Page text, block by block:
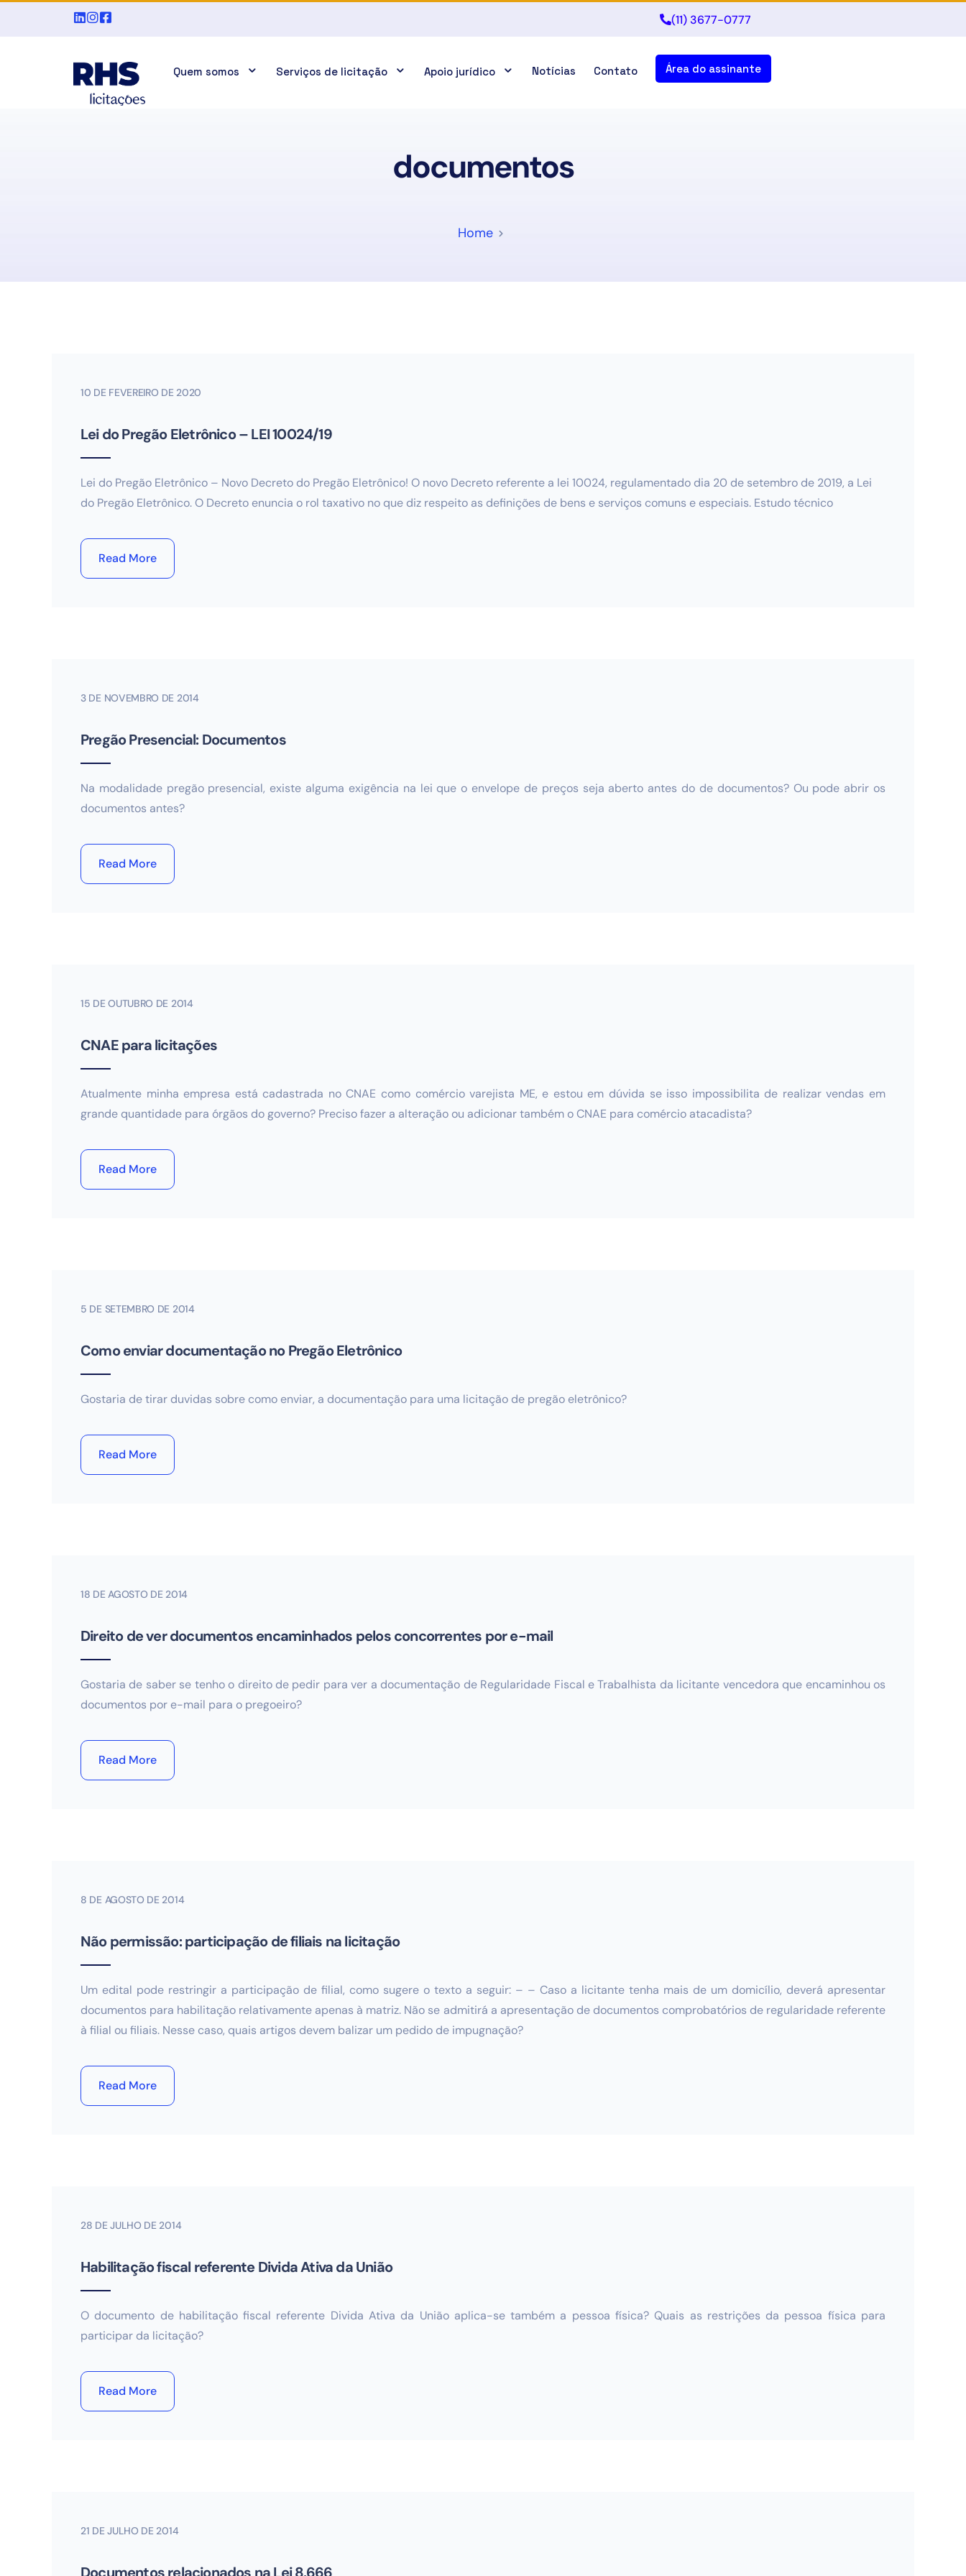
(11) 3677-0777
Quem somos Serviços de licitação Apoio jurídico Notícias Contato Área do assinante
documentos
Home
10 DE FEVEREIRO DE 2020
Lei do Pregão Eletrônico – LEI 10024/19
Lei do Pregão Eletrônico – Novo Decreto do Pregão Eletrônico! O novo Decreto referente a lei 10024, regulamentado dia 20 de setembro de 2019, a Lei
do Pregão Eletrônico. O Decreto enuncia o rol taxativo no que diz respeito as definições de bens e serviços comuns e especiais. Estudo técnico
Read More
3 DE NOVEMBRO DE 2014
Pregão Presencial: Documentos
Na modalidade pregão presencial, existe alguma exigência na lei que o envelope de preços seja aberto antes do de documentos? Ou pode abrir os
documentos antes?
Read More
15 DE OUTUBRO DE 2014
CNAE para licitações
Atualmente minha empresa está cadastrada no CNAE como comércio varejista ME, e estou em dúvida se isso impossibilita de realizar vendas em
grande quantidade para órgãos do governo? Preciso fazer a alteração ou adicionar também o CNAE para comércio atacadista?
Read More
5 DE SETEMBRO DE 2014
Como enviar documentação no Pregão Eletrônico
Gostaria de tirar duvidas sobre como enviar, a documentação para uma licitação de pregão eletrônico?
Read More
18 DE AGOSTO DE 2014
Direito de ver documentos encaminhados pelos concorrentes por e-mail
Gostaria de saber se tenho o direito de pedir para ver a documentação de Regularidade Fiscal e Trabalhista da licitante vencedora que encaminhou os
documentos por e-mail para o pregoeiro?
Read More
8 DE AGOSTO DE 2014
Não permissão: participação de filiais na licitação
Um edital pode restringir a participação de filial, como sugere o texto a seguir: – – Caso a licitante tenha mais de um domicílio, deverá apresentar
documentos para habilitação relativamente apenas à matriz. Não se admitirá a apresentação de documentos comprobatórios de regularidade referente
à filial ou filiais. Nesse caso, quais artigos devem balizar um pedido de impugnação?
Read More
28 DE JULHO DE 2014
Habilitação fiscal referente Divida Ativa da União
O documento de habilitação fiscal referente Divida Ativa da União aplica-se também a pessoa física? Quais as restrições da pessoa física para
participar da licitação?
Read More
21 DE JULHO DE 2014